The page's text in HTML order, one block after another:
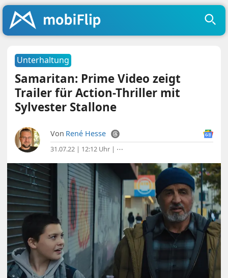
Unterhaltung
Samaritan: Prime Video zeigt
Trailer für Action-Thriller mit
Sylvester Stallone
Von René Hesse
31.07.22 | 12:12 Uhr | ⋯